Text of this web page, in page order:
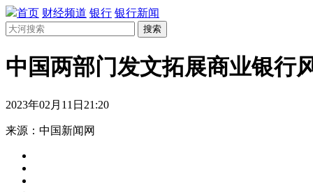
首页 财经频道 银行 银行新闻
搜索
中国两部门发文拓展商业银行
2023年02月11日21:20
来源：中国新闻网